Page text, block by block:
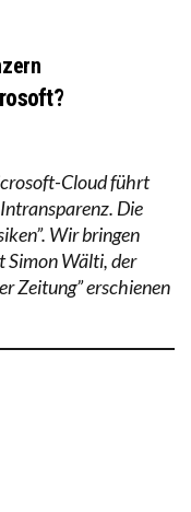
Cloud führt
Die
Wir bringen
Simon Wälti, der
Zeitung” erschienen